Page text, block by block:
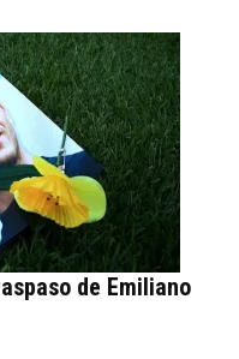
4
de Emiliano